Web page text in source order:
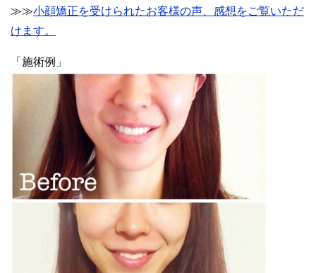
≫≫小顔矯正を受けられたお客様の声、感想をご覧いただ
けます。
「施術例」